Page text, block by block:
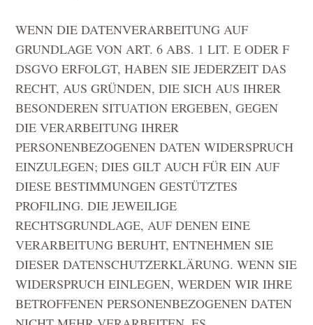
WENN DIE DATENVERARBEITUNG AUF
GRUNDLAGE VON ART. 6 ABS. 1 LIT. E ODER F
DSGVO ERFOLGT, HABEN SIE JEDERZEIT DAS
RECHT, AUS GRÜNDEN, DIE SICH AUS IHRER
BESONDEREN SITUATION ERGEBEN, GEGEN
DIE VERARBEITUNG IHRER
PERSONENBEZOGENEN DATEN WIDERSPRUCH
EINZULEGEN; DIES GILT AUCH FÜR EIN AUF
DIESE BESTIMMUNGEN GESTÜTZTES
PROFILING. DIE JEWEILIGE
RECHTSGRUNDLAGE, AUF DENEN EINE
VERARBEITUNG BERUHT, ENTNEHMEN SIE
DIESER DATENSCHUTZERKLÄRUNG. WENN SIE
WIDERSPRUCH EINLEGEN, WERDEN WIR IHRE
BETROFFENEN PERSONENBEZOGENEN DATEN